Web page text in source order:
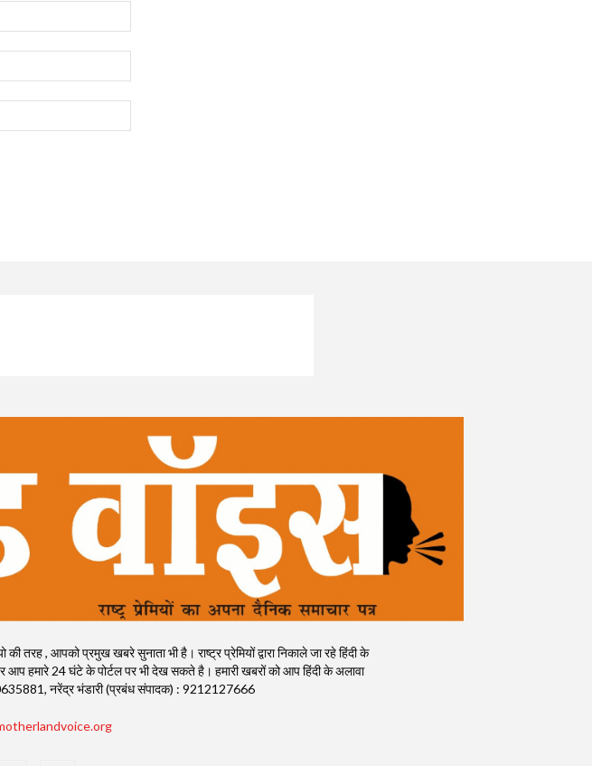
तरह , आपको प्रमुख खबरे सुनाता भी है। राष्ट्र प्रेमियों द्वारा निकाले जा रहे हिंदी के
हमारे 24 घंटे के पोर्टल पर भी देख सकते है। हमारी खबरों को आप हिंदी के अलावा
नरेंद्र भंडारी (प्रबंध संपादक) : 9212127666